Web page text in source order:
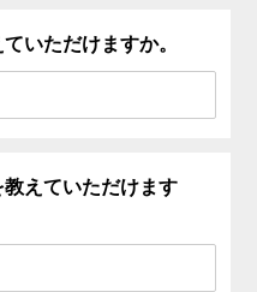
いただけますか。
えていただけます